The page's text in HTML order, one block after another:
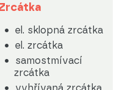
el. sklopná zrcátka
el. zrcátka
samostmívací
zrcátka